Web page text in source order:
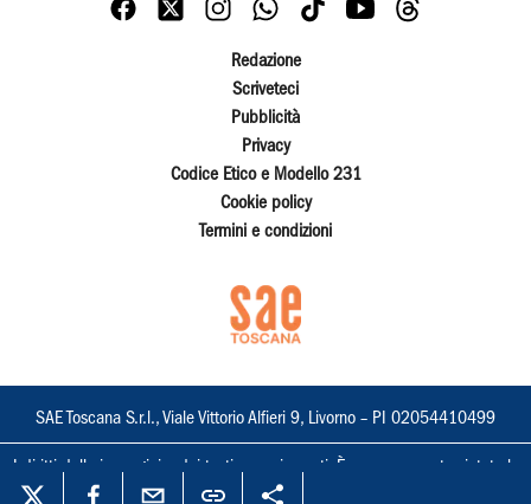
Redazione
Scriveteci
Pubblicità
Privacy
Codice Etico e Modello 231
Cookie policy
Termini e condizioni
SAE Toscana S.r.l., Viale Vittorio Alfieri 9, Livorno – PI 02054410499
I diritti delle immagini e dei testi sono riservati. È espressamente vietata la
loro riproduzione con qualsiasi mezzo e l'adattamento totale o parziale.